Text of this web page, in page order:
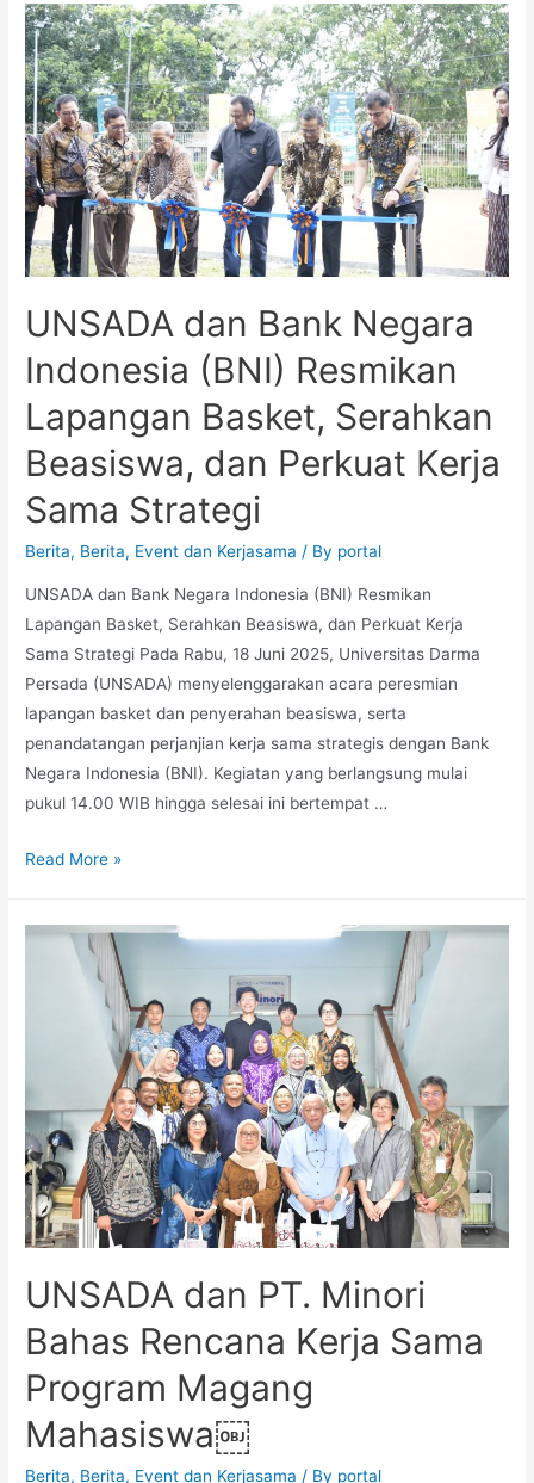
UNSADA dan Bank Negara
Indonesia (BNI) Resmikan
Lapangan Basket, Serahkan
Beasiswa, dan Perkuat Kerja
Sama Strategi
Berita, Berita, Event dan Kerjasama / By portal
UNSADA dan Bank Negara Indonesia (BNI) Resmikan
Lapangan Basket, Serahkan Beasiswa, dan Perkuat Kerja
Sama Strategi Pada Rabu, 18 Juni 2025, Universitas Darma
Persada (UNSADA) menyelenggarakan acara peresmian
lapangan basket dan penyerahan beasiswa, serta
penandatangan perjanjian kerja sama strategis dengan Bank
Negara Indonesia (BNI). Kegiatan yang berlangsung mulai
pukul 14.00 WIB hingga selesai ini bertempat …
Read More »
UNSADA dan PT. Minori
Bahas Rencana Kerja Sama
Program Magang
Mahasiswa￼
Berita, Berita, Event dan Kerjasama / By portal